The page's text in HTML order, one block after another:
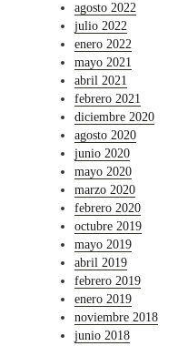
agosto 2022
julio 2022
enero 2022
mayo 2021
abril 2021
febrero 2021
diciembre 2020
agosto 2020
junio 2020
mayo 2020
marzo 2020
febrero 2020
octubre 2019
mayo 2019
abril 2019
febrero 2019
enero 2019
noviembre 2018
junio 2018